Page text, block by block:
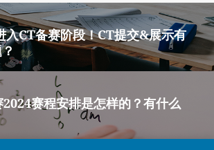
入CT备赛阶段！CT提交&展示有
赛程安排是怎样的？有什么